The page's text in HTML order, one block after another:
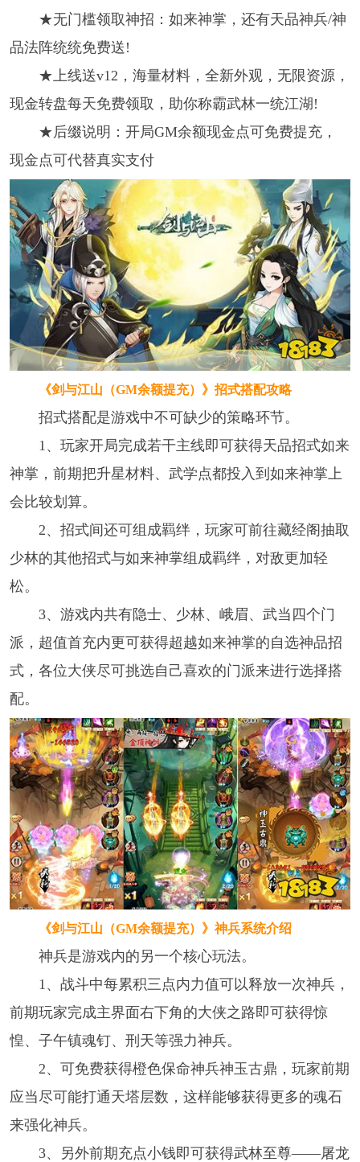
★无门槛领取神招：如来神掌，还有天品神兵/神
品法阵统统免费送!
★上线送v12，海量材料，全新外观，无限资源，
现金转盘每天免费领取，助你称霸武林一统江湖!
★后缀说明：开局GM余额现金点可免费提充，
现金点可代替真实支付
《剑与江山（GM余额提充）》 招式搭配攻略
招式搭配是游戏中不可缺少的策略环节。
1、玩家开局完成若干主线即可获得天品招式如来
神掌，前期把升星材料、武学点都投入到如来神掌上
会比较划算。
2、招式间还可组成羁绊，玩家可前往藏经阁抽取
少林的其他招式与如来神掌组成羁绊，对敌更加轻
松。
3、游戏内共有隐士、少林、峨眉、武当四个门
派，超值首充内更可获得超越如来神掌的自选神品招
式，各位大侠尽可挑选自己喜欢的门派来进行选择搭
配。
《剑与江山（GM余额提充）》神兵系统介绍
神兵是游戏内的另一个核心玩法。
1、战斗中每累积三点内力值可以释放一次神兵，
前期玩家完成主界面右下角的大侠之路即可获得惊
惶、子午镇魂钉、刑天等强力神兵。
2、可免费获得橙色保命神兵神玉古鼎，玩家前期
应当尽可能打通天塔层数，这样能够获得更多的魂石
来强化神兵。
3、另外前期充点小钱即可获得武林至尊——屠龙